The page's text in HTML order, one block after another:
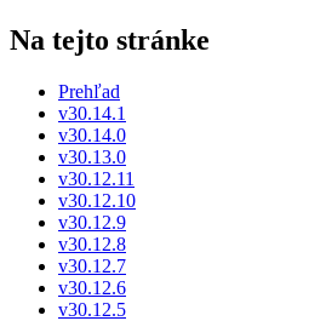
Na tejto stránke
Prehľad
v30.14.1
v30.14.0
v30.13.0
v30.12.11
v30.12.10
v30.12.9
v30.12.8
v30.12.7
v30.12.6
v30.12.5